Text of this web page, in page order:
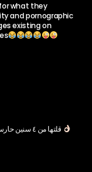
what they
and pornographic
existing on